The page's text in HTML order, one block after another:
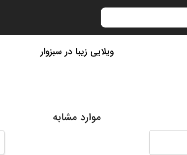
ویلایی زیبا در سبزوار
موارد مشابه